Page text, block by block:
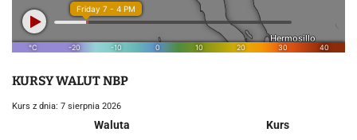
KURSY WALUT NBP
Kurs z dnia: 7 sierpnia 2026
Waluta
Kurs